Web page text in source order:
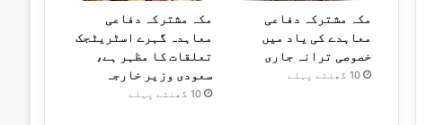
مکہ مشترکہ دفاعی
معاہدے کی یاد میں
خصوصی ترانہ جاری
10 گھنٹے پہلے
مکہ مشترکہ دفاعی
معاہدہ گہرے اسٹریٹجک
تعلقات کا مظہر ہے،
سعودی وزیر خارجہ
10 گھنٹے پہلے